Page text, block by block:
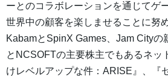
ーとのコラボレーションを通じてゲ
世界中の顧客を楽しませることに努
KabamとSpinX Games、Jam Cityの
とNCSOFTの主要株主でもあるネッ
けレベルアップな件：ARISE』、『